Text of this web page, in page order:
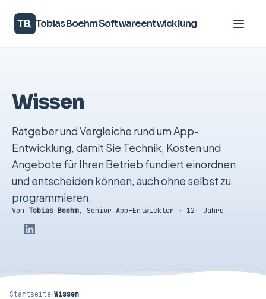
TB Tobias Boehm Softwareentwicklung
Über mich
Wissen
Kontakt
Wissen
Ratgeber und Vergleiche rund um App-
Entwicklung, damit Sie Technik, Kosten und
Angebote für Ihren Betrieb fundiert einordnen
und entscheiden können, auch ohne selbst zu
programmieren.
Von Tobias Boehm, Senior App-Entwickler · 12+ Jahre
Startseite/Wissen